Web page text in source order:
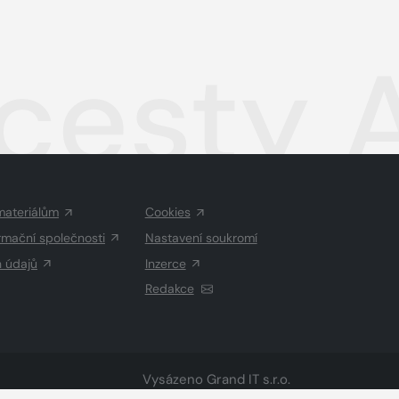
společnosti
údajů
Cookies
Nastavení soukromí
Inzerce
Redakce
Vysázeno Grand IT s.r.o.